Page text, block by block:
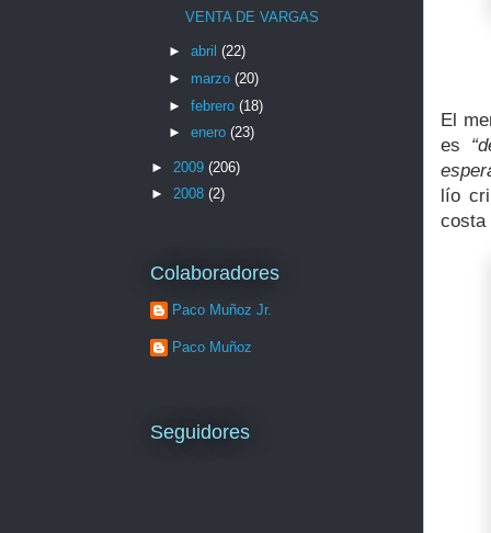
El
es
lío
costa
VENTA DE VARGAS
► abril (22)
► marzo (20)
► febrero (18)
► enero (23)
► 2009 (206)
► 2008 (2)
Colaboradores
Paco Muñoz Jr.
Paco Muñoz
Seguidores